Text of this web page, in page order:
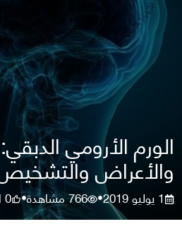
الورم الأرومي
والأعراض
1 يوليو 2019 •
766مشاهدة•
0